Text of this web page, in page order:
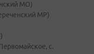
МО)
МР)
с.